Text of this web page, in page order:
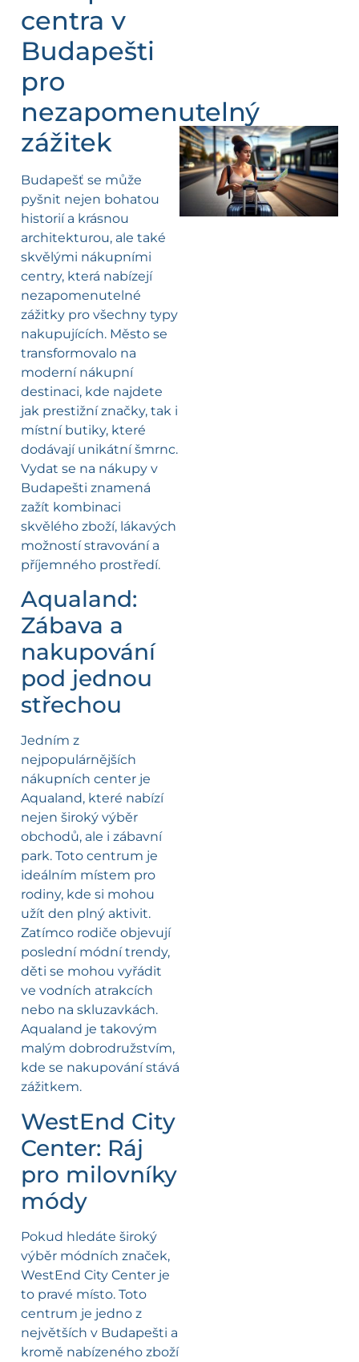
centra v
Budapešti
pro
nezapomenutelný
zážitek
Budapešť se může
pyšnit nejen bohatou
historií a krásnou
architekturou, ale také
skvělými nákupními
centry, která nabízejí
nezapomenutelné
zážitky pro všechny typy
nakupujících. Město se
transformovalo na
moderní nákupní
destinaci, kde najdete
jak prestižní značky, tak i
místní butiky, které
dodávají unikátní šmrnc.
Vydat se na nákupy v
Budapešti znamená
zažít kombinaci
skvělého zboží, lákavých
možností stravování a
příjemného prostředí.
Aqualand:
Zábava a
nakupování
pod jednou
střechou
Jedním z
nejpopulárnějších
nákupních center je
Aqualand, které nabízí
nejen široký výběr
obchodů, ale i zábavní
park. Toto centrum je
ideálním místem pro
rodiny, kde si mohou
užít den plný aktivit.
Zatímco rodiče objevují
poslední módní trendy,
děti se mohou vyřádit
ve vodních atrakcích
nebo na skluzavkách.
Aqualand je takovým
malým dobrodružstvím,
kde se nakupování stává
zážitkem.
WestEnd City
Center: Ráj
pro milovníky
módy
Pokud hledáte široký
výběr módních značek,
WestEnd City Center je
to pravé místo. Toto
centrum je jedno z
největších v Budapešti a
kromě nabízeného zboží